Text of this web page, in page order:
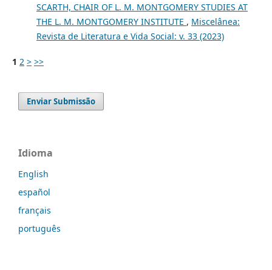
SCARTH, CHAIR OF L. M. MONTGOMERY STUDIES AT
THE L. M. MONTGOMERY INSTITUTE , Miscelânea:
Revista de Literatura e Vida Social: v. 33 (2023)
1 2 > >>
Enviar Submissão
Idioma
English
español
français
português